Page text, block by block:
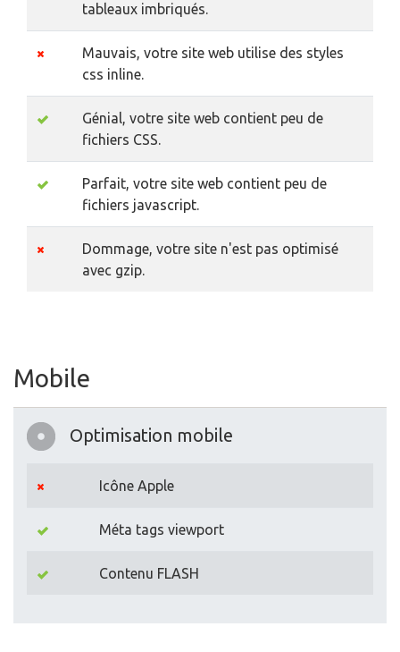
tableaux imbriqués.
Mauvais, votre site web utilise des styles
css inline.
Génial, votre site web contient peu de
fichiers CSS.
Parfait, votre site web contient peu de
fichiers javascript.
Dommage, votre site n'est pas optimisé
avec gzip.
Mobile
Optimisation mobile
Icône Apple
Méta tags viewport
Contenu FLASH